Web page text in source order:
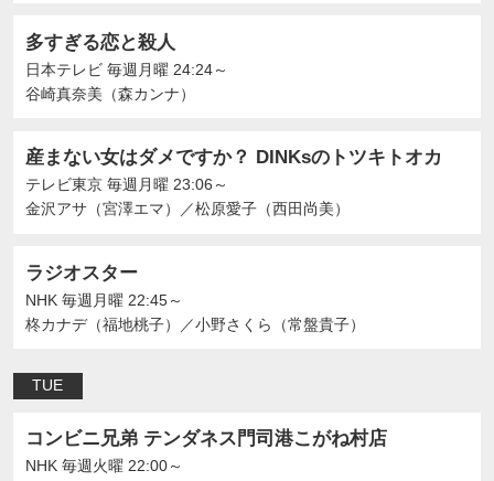
多すぎる恋と殺人
日本テレビ 毎週月曜 24:24～
谷崎真奈美（森カンナ）
産まない女はダメですか？ DINKsのトツキトオカ
テレビ東京 毎週月曜 23:06～
金沢アサ（宮澤エマ）
／松原愛子（西田尚美）
ラジオスター
NHK 毎週月曜 22:45～
柊カナデ（福地桃子）
／小野さくら（常盤貴子）
TUE
コンビニ兄弟 テンダネス門司港こがね村店
NHK 毎週火曜 22:00～